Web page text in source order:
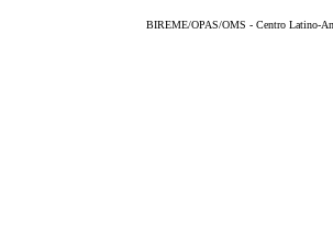
BIREME/OPAS/OMS - Centro Latino-